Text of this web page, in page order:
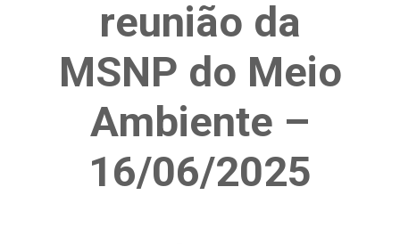
reunião da
MSNP do Meio
Ambiente –
16/06/2025